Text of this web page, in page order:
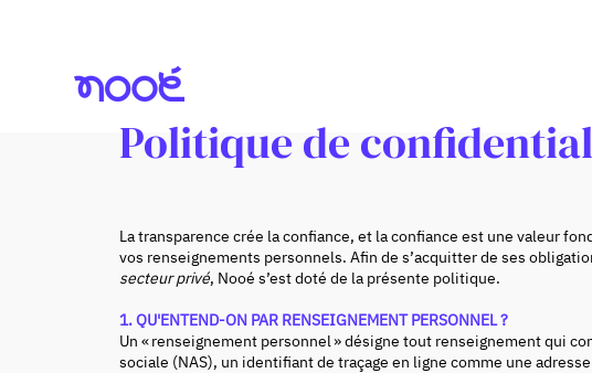
Politique de
La transparence crée la confiance, et la confiance est une valeur
vos renseignements personnels. Afin de s’acquitter de ses
secteur privé, Nooé s’est doté de la présente politique.
1. QU'ENTEND-ON PAR RENSEIGNEMENT PERSONNEL ?
Un « renseignement personnel » désigne tout renseignement qui
sociale (NAS), un identifiant de traçage en ligne comme une